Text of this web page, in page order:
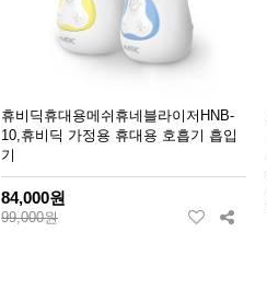
휴비딕휴대용메쉬휴네블라이저HNB-
10,휴비딕 가정용 휴대용 호흡기 흡입
기
84,000원
99,000원